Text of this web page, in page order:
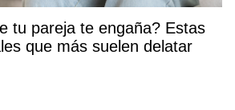
tu pareja te engaña? Estas
que más suelen delatar